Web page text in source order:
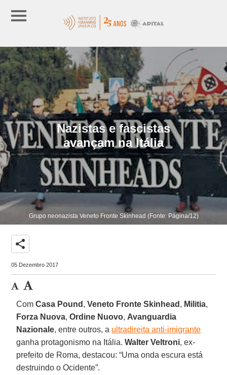
Nazistas e fascistas
avançam na Itália
Grupo neonazista Veneto Fronte Skinhead (Fonte: Página/12)
share
05 Dezembro 2017
ComCasa Pound ,Veneto Fronte Skinhead , Militia,
Forza Nuova,Ordine Nuovo, Avanguardia
Nazionale, entre outros, a ultradireita anti-imigrante
ganha protagonismo na Itália.Walter Veltroni, ex-
prefeito de Roma, destacou: “Uma onda escura está
destruindo o Ocidente”.